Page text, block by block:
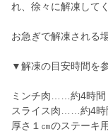
れ、徐々に解凍して
お急ぎで解凍される
▼解凍の目安時間を
ミンチ肉……約4時間
スライス肉……約4時
厚さ１㎝のステー